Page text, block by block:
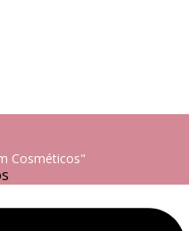
Cosméticos"